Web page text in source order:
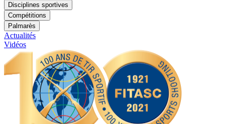
Disciplines sportives
Compétitions
Palmarès
Actualités
Vidéos